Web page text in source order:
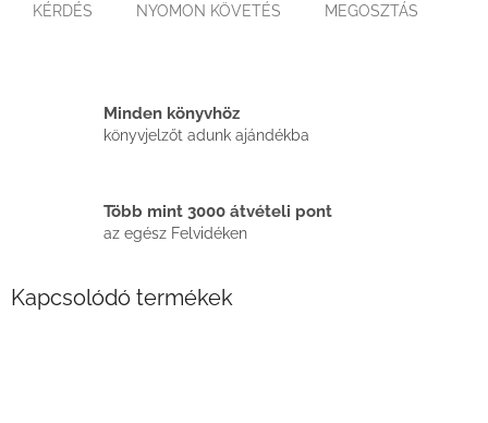
KÉRDÉS NYOMON KÖVETÉS MEGOSZTÁS
Minden könyvhöz
könyvjelzőt adunk ajándékba
Több mint 3000 átvételi pont
az egész Felvidéken
Kapcsolódó termékek